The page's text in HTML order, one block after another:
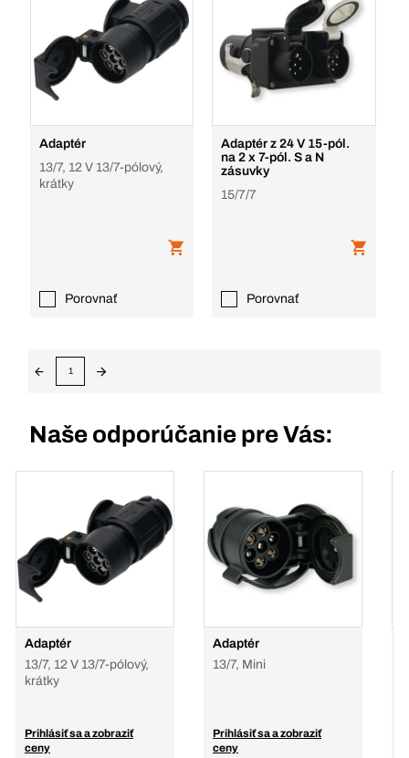
Adaptér
13/7, 12 V 13/7-pólový,
krátky
Porovnať
Adaptér z 24 V 15-pól.
na 2 x 7-pól. S a N
zásuvky
15/7/7
Porovnať
1
Naše odporúčanie pre Vás:
Adaptér
13/7, 12 V 13/7-pólový,
krátky
Prihlásiť sa a zobraziť
ceny
Adaptér
13/7, Mini
Prihlásiť sa a zobraziť
ceny